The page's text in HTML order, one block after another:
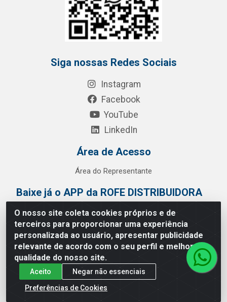
O nosso site coleta cookies próprios e de
terceiros para proporcionar uma experiência
personalizada ao usuário, apresentar publicidade
relevante de acordo com o seu perfil e melhorar a
qualidade do nosso site.
Aceito
Negar não essenciais
Preferências de Cookies
Siga nossas Redes Sociais
Instagram
Facebook
YouTube
LinkedIn
Área de Acesso
Área do Representante
Baixe já o APP da ROFE DISTRIBUIDORA